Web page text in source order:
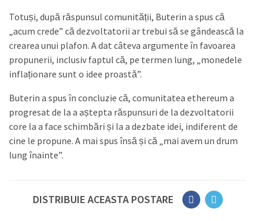
Totuși, după răspunsul comunității, Buterin a spus că
„acum crede” că dezvoltatorii ar trebui să se gândească la
crearea unui plafon. A dat câteva argumente în favoarea
propunerii, inclusiv faptul că, pe termen lung, „monedele
inflaționare sunt o idee proastă”.
Buterin a spus în concluzie că, comunitatea ethereum a
progresat de la a aștepta răspunsuri de la dezvoltatorii
core la a face schimbări și la a dezbate idei, indiferent de
cine le propune. A mai spus însă și că „mai avem un drum
lung înainte”.
DISTRIBUIE ACEASTA POSTARE